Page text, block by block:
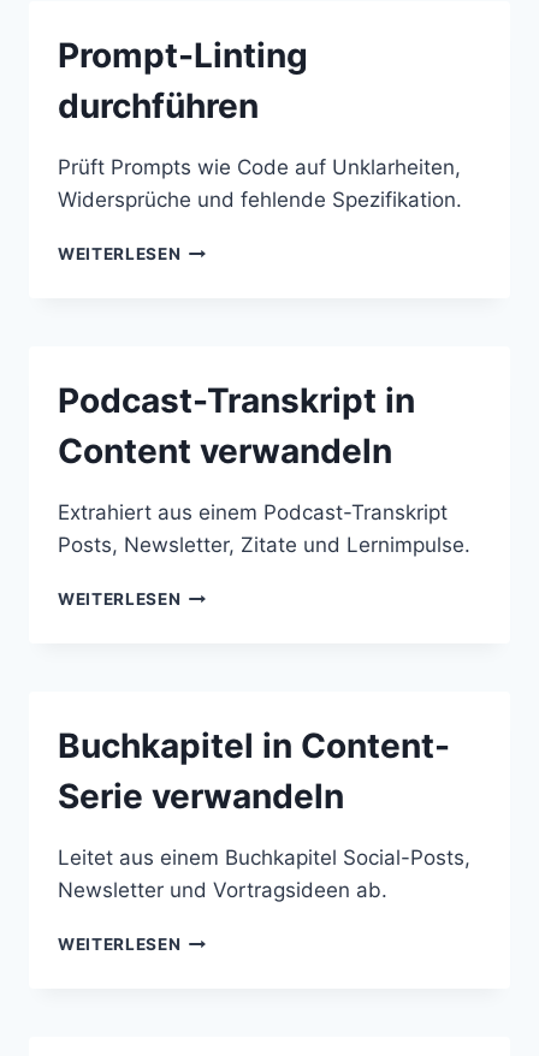
Prompt-Linting
durchführen
Prüft Prompts wie Code auf Unklarheiten,
Widersprüche und fehlende Spezifikation.
WEITERLESEN PROMPT-
Podcast-Transkript in
Content verwandeln
Extrahiert aus einem Podcast-Transkript
Posts, Newsletter, Zitate und Lernimpulse.
WEITERLESEN PODCAST-
Buchkapitel in Content-
Serie verwandeln
Leitet aus einem Buchkapitel Social-Posts,
Newsletter und Vortragsideen ab.
WEITERLESEN BUCHKAPITEL